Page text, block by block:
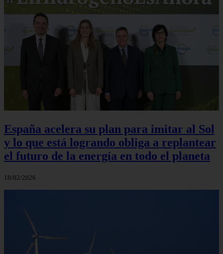
España acelera su plan para imitar al Sol
y lo que está logrando obliga a replantear
el futuro de la energía en todo el planeta
18/02/2026